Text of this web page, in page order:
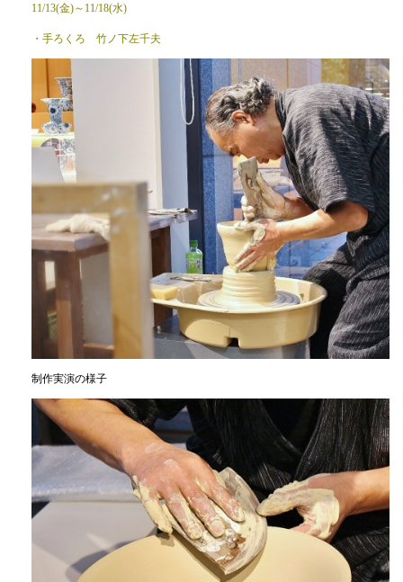
11/13(金)～11/18(水)
・手ろくろ 竹ノ下左千夫
制作実演の様子